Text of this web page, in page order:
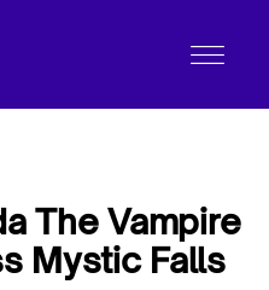
The Vampire
Mystic Falls